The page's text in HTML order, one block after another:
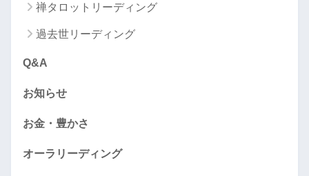
禅タロットリーディング
過去世リーディング
Q&A
お知らせ
お金・豊かさ
オーラリーディング